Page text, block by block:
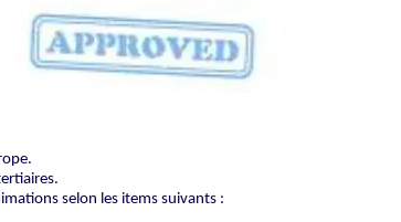
selon les items suivants :